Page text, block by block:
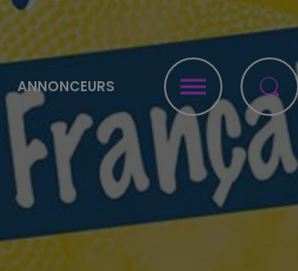
ANNONCEURS